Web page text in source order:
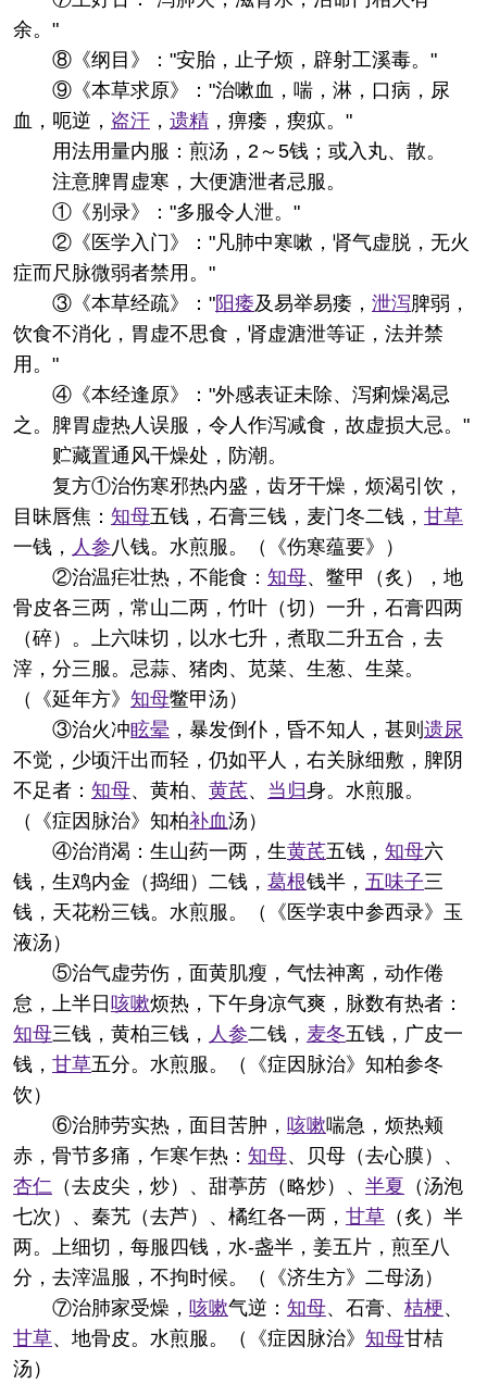
余。"
⑧《纲目》："安胎，止子烦，辟射工溪毒。"
⑨《本草求原》："治嗽血，喘，淋，口病，尿
血，呃逆， 盗汗 ， 遗精 ，痹痿，瘈疭。"
用法用量内服：煎汤，2～5钱；或入丸、散。
注意脾胃虚寒，大便溏泄者忌服。
①《别录》："多服令人泄。"
②《医学入门》："凡肺中寒嗽，肾气虚脱，无火
症而尺脉微弱者禁用。"
③《本草经疏》："阳痿及易举易痿， 泄泻脾弱，
饮食不消化，胃虚不思食，肾虚溏泄等证，法并禁
用。"
④《本经逢原》："外感表证未除、泻痢燥渴忌
之。脾胃虚热人误服，令人作泻减食，故虚损大忌。"
贮藏置通风干燥处，防潮。
复方①治伤寒邪热内盛，齿牙干燥，烦渴引饮，
目昧唇焦： 知母五钱，石膏三钱，麦门冬二钱， 甘草
一钱， 人参 八钱。水煎服。（《伤寒蕴要》）
②治温疟壮热，不能食： 知母、鳖甲（炙），地
骨皮各三两，常山二两，竹叶（切）一升，石膏四两
（碎）。上六味切，以水七升，煮取二升五合，去
滓，分三服。忌蒜、猪肉、苋菜、生葱、生菜。
（《延年方》 知母鳖甲汤）
③治火冲眩晕 ，暴发倒仆，昏不知人，甚则 遗尿
不觉，少顷汗出而轻，仍如平人，右关脉细敷，脾阴
不足者： 知母、黄柏、 黄芪、 当归身。水煎服。
（《症因脉治》知柏补血汤）
④治消渴：生山药一两，生黄芪五钱， 知母六
钱，生鸡内金（捣细）二钱， 葛根钱半， 五味子三
钱，天花粉三钱。水煎服。（《医学衷中参西录》玉
液汤）
⑤治气虚劳伤，面黄肌瘦，气怯神离，动作倦
怠，上半日咳嗽烦热，下午身凉气爽，脉数有热者：
知母三钱，黄柏三钱， 人参二钱， 麦冬五钱，广皮一
钱， 甘草五分。水煎服。（《症因脉治》知柏参冬
饮）
⑥治肺劳实热，面目苦肿， 咳嗽喘急，烦热颊
赤，骨节多痛，乍寒乍热： 知母、贝母（去心膜）、
杏仁 （去皮尖，炒）、甜葶苈（略炒）、 半夏 （汤泡
七次）、秦艽（去芦）、橘红各一两， 甘草 （炙）半
两。上细切，每服四钱，水-盏半，姜五片，煎至八
分，去滓温服，不拘时候。（《济生方》二母汤）
⑦治肺家受燥， 咳嗽气逆： 知母、石膏、 桔梗、
甘草、地骨皮。水煎服。（《症因脉治》 知母甘桔
汤）